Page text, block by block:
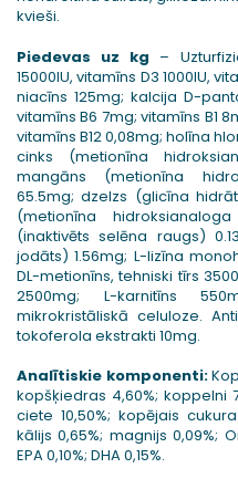
kvieši.
Piedevas uz kg –
15000IU, vitamīns D3 1000IU,
niacīns 125mg; kalcija D-
vitamīns B6 7mg; vitamīns B1
vitamīns B12 0,08mg; holīna
cinks (metionīna
mangāns (metionīna
65.5mg; dzelzs (glicīna
(metionīna
(inaktivēts selēna raugs)
jodāts) 1.56mg; L-lizīna
DL-metionīns, tehniski tīrs
2500mg; L-karnitīns
mikrokristāliskā celuloze.
tokoferola ekstrakti 10mg.
Analītiskie komponenti:
kopšķiedras 4,60%; koppelni
ciete 10,50%; kopējais
kālijs 0,65%; magnijs 0,09%;
EPA 0,10%; DHA 0,15%.